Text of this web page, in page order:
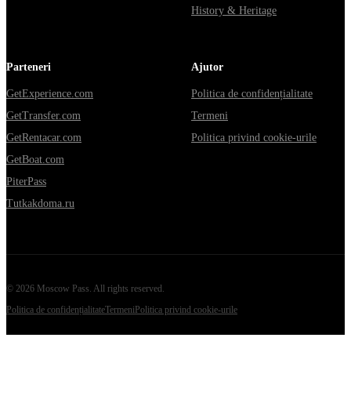
History & Heritage
Parteneri
GetExperience.com
GetTransfer.com
GetRentacar.com
GetBoat.com
PiterPass
Tutkakdoma.ru
Ajutor
Politica de confidențialitate
Termeni
Politica privind cookie-urile
© 2026 Moscow Pass . All rights reserved.
Politica de confidențialitateTermeniPolitica privind cookie-urile